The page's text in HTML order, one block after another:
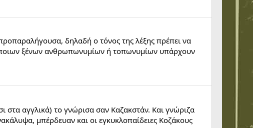
προπαραλήγουσα, δηλαδή ο τόνος της λέξης πρέπει να
ξένων ανθρωπωνυμίων ή τοπωνυμίων υπάρχουν
στα αγγλικά) το γνώρισα σαν Καζακστάν. Και γνώριζα
μπέρδευαν και οι εγκυκλοπαίδειες Κοζάκους